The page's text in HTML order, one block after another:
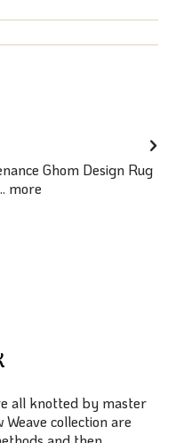
Ghom Design Rug
more
all knotted by master
collection are